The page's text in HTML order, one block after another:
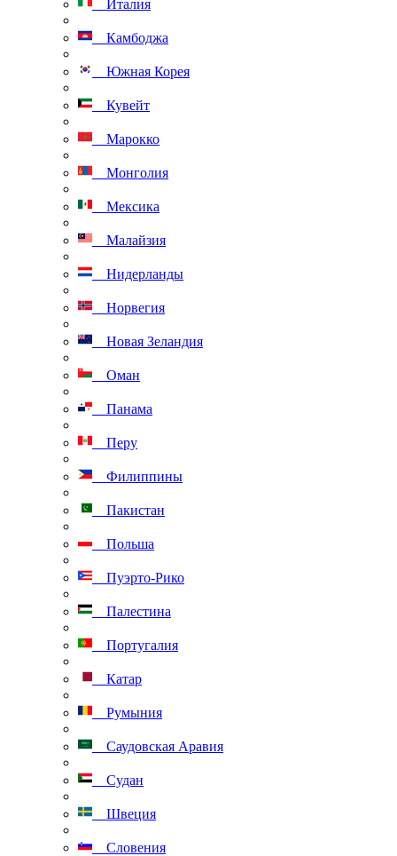
Италия
Камбоджа
Южная Корея
Кувейт
Марокко
Монголия
Мексика
Малайзия
Нидерланды
Норвегия
Новая Зеландия
Оман
Панама
Перу
Филиппины
Пакистан
Польша
Пуэрто-Рико
Палестина
Португалия
Катар
Румыния
Саудовская Аравия
Судан
Швеция
Словения